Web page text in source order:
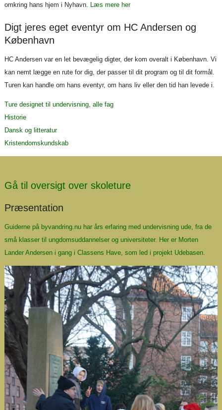
omkring hans hjem i Nyhavn.
Læs mere her
Digt jeres eget eventyr om HC Andersen og
København
HC Andersen var en let bevægelig digter, der kom overalt i København. Vi
kan nemt lægge en rute for dig, der passer til dit program og til dit formål.
Turen kan handle om hans eventyr, om hans liv eller den tid han levede i.
Ture designet til undervisning, alle fag
Historie
Dansk og litteratur
Kristendomskundskab
Gå til oversigt over skoleture
Præsentation
Guiderne på byvandring.nu har års erfaring med undervisning ude, fra de
små klasser til ungdomsuddannelser og universiteter. Her er Morten
Lander Andersen i gang i Classens Have, som led i projekt Udebasen.